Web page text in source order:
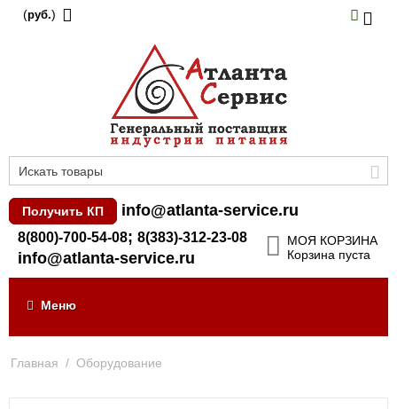
(руб.)
Получить КП info@atlanta-service.ru
8(800)-700-54-08; 8(383)-312-23-08
info@atlanta-service.ru
МОЯ КОРЗИНА
Корзина пуста
Меню
Главная / Оборудование